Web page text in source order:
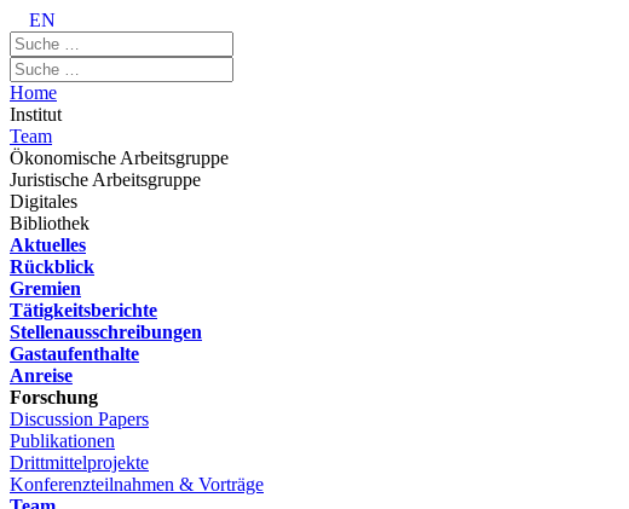
EN
Home
Institut
Team
Ökonomische Arbeitsgruppe
Juristische Arbeitsgruppe
Digitales
Bibliothek
Aktuelles
Rückblick
Gremien
Tätigkeitsberichte
Stellenausschreibungen
Gastaufenthalte
Anreise
Forschung
Discussion Papers
Publikationen
Drittmittelprojekte
Konferenzteilnahmen & Vorträge